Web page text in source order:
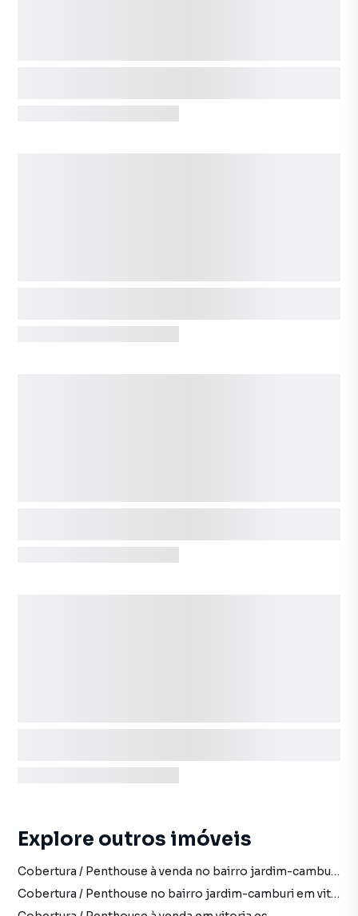
Explore outros imóveis
Cobertura / Penthouse à venda no bairro jardim-camburi em vitoria es com 3 vagas
Cobertura / Penthouse no bairro jardim-camburi em vitoria es